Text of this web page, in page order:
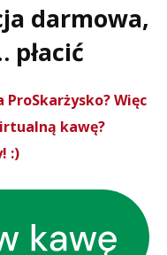
darmowa,
płacić
Więc
kawę?
:)